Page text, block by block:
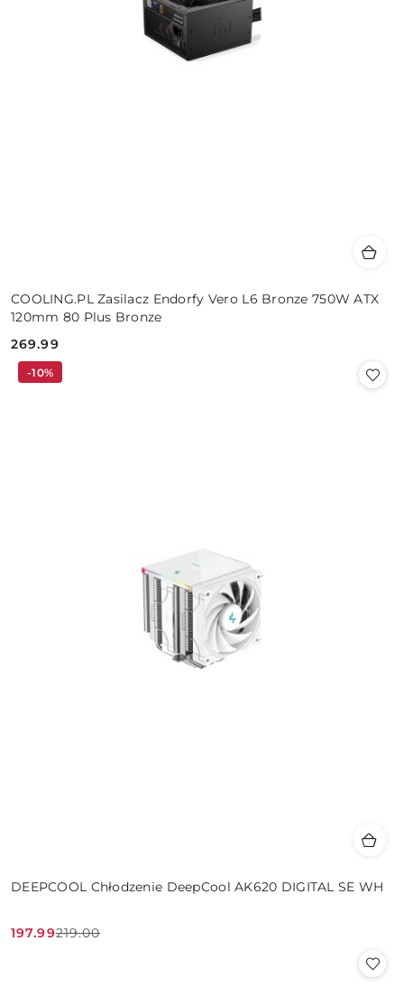
COOLING.PL Zasilacz Endorfy Vero L6 Bronze 750W ATX
120mm 80 Plus Bronze
Cena:
269.99
DEEPCOOL Chłodzenie DeepCool AK620 DIGITAL SE WH
Cena
197.99
Cena
219.00
-10%